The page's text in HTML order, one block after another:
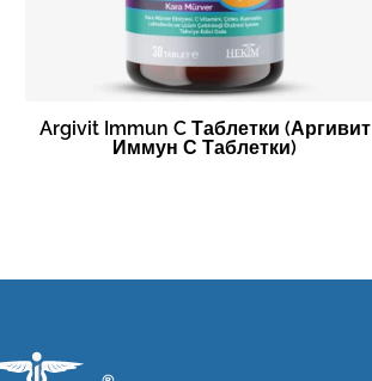
Argivit Immun C Таблетки (Аргивит
Иммун С Таблетки)